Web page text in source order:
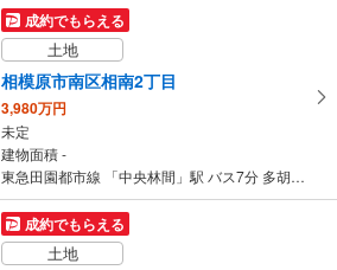
5,580万円
3LDK
建物面積 133.93m
東急田園都市線 「中央林間」駅 徒歩32分
成約でもらえる
土地
相模原市南区相南2丁目
3,980万円
未定
建物面積 -
東急田園都市線 「中央林間」駅 バス7分 多胡記念公園 バス停下車 徒歩17分
成約でもらえる
土地